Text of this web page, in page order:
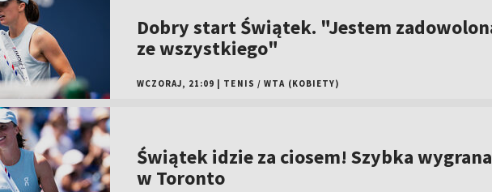
Dobry start Świątek. "Jestem
ze wszystkiego"
WCZORAJ, 21:09 TENIS / WTA (KOBIETY)
Świątek idzie za ciosem! Szybka wygrana
w Toronto